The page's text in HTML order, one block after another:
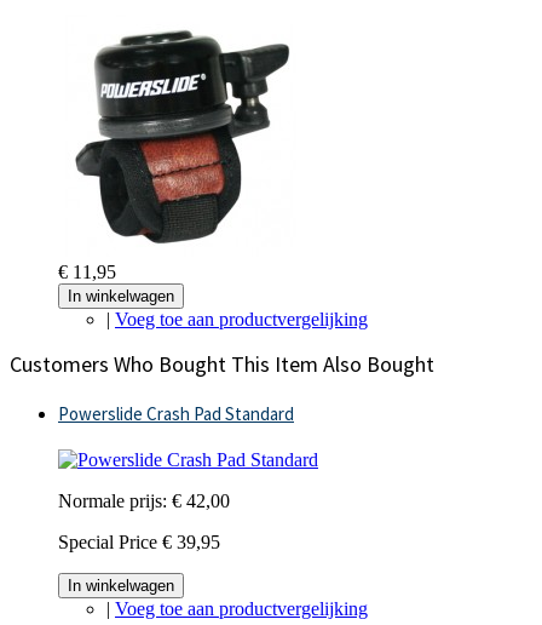
€ 11,95
In winkelwagen
| Voeg toe aan productvergelijking
Customers Who Bought This Item Also Bought
Powerslide Crash Pad Standard
Normale prijs: € 42,00
Special Price € 39,95
In winkelwagen
| Voeg toe aan productvergelijking